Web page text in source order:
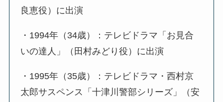
良恵役）に出演
・1994年（34歳）：テレビドラマ「お見合
いの達人」（田村みどり役）に出演
・1995年（35歳）：テレビドラマ・西村京
太郎サスペンス「十津川警部シリーズ」（安